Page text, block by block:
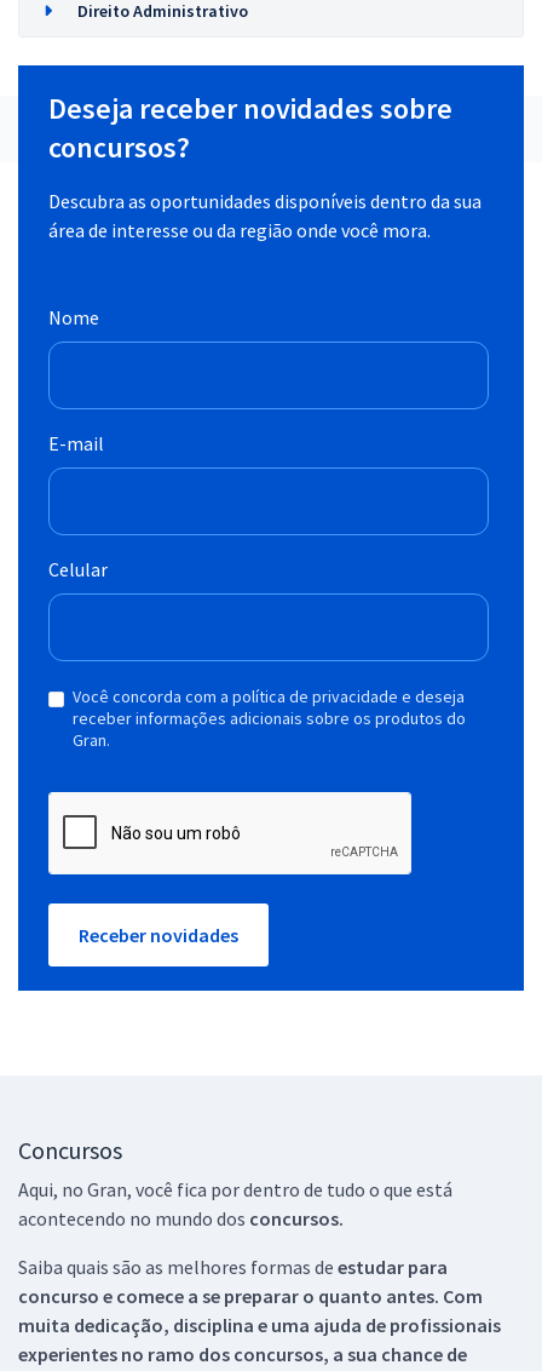
Direito Administrativo
Deseja receber novidades sobre
concursos?
Descubra as oportunidades disponíveis dentro da sua
área de interesse ou da região onde você mora.
Nome
E-mail
Celular
Você concorda com a política de privacidade e deseja
receber informações adicionais sobre os produtos do
Gran.
Receber novidades
Concursos
Aqui, no Gran, você fica por dentro de tudo o que está
acontecendo no mundo dos concursos.
Saiba quais são as melhores formas de estudar para
concurso e comece a se preparar o quanto antes. Com
muita dedicação, disciplina e uma ajuda de profissionais
experientes no ramo dos concursos, a sua chance de